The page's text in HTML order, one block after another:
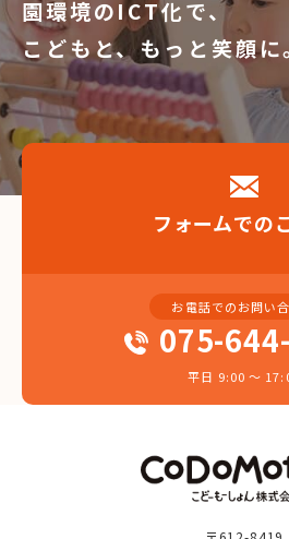
園環境のICT化で、
こどもと、もっと笑顔に
フォームでの
お電話でのお問い
075-
平日 9:00 〜